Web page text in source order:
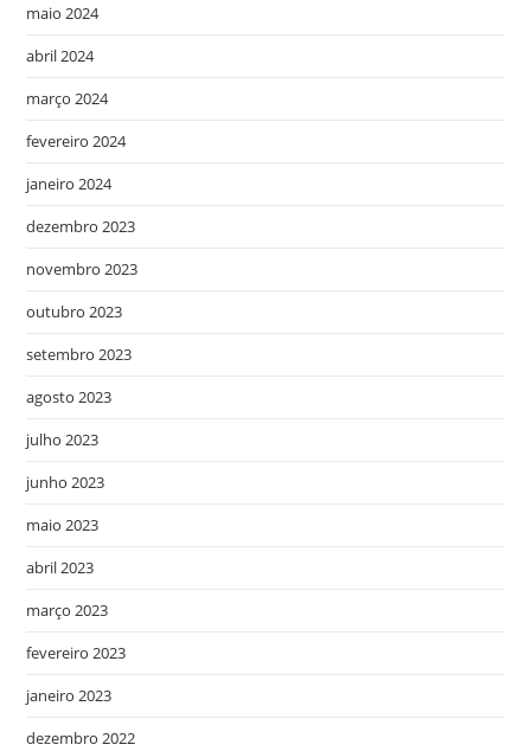
maio 2024
abril 2024
março 2024
fevereiro 2024
janeiro 2024
dezembro 2023
novembro 2023
outubro 2023
setembro 2023
agosto 2023
julho 2023
junho 2023
maio 2023
abril 2023
março 2023
fevereiro 2023
janeiro 2023
dezembro 2022